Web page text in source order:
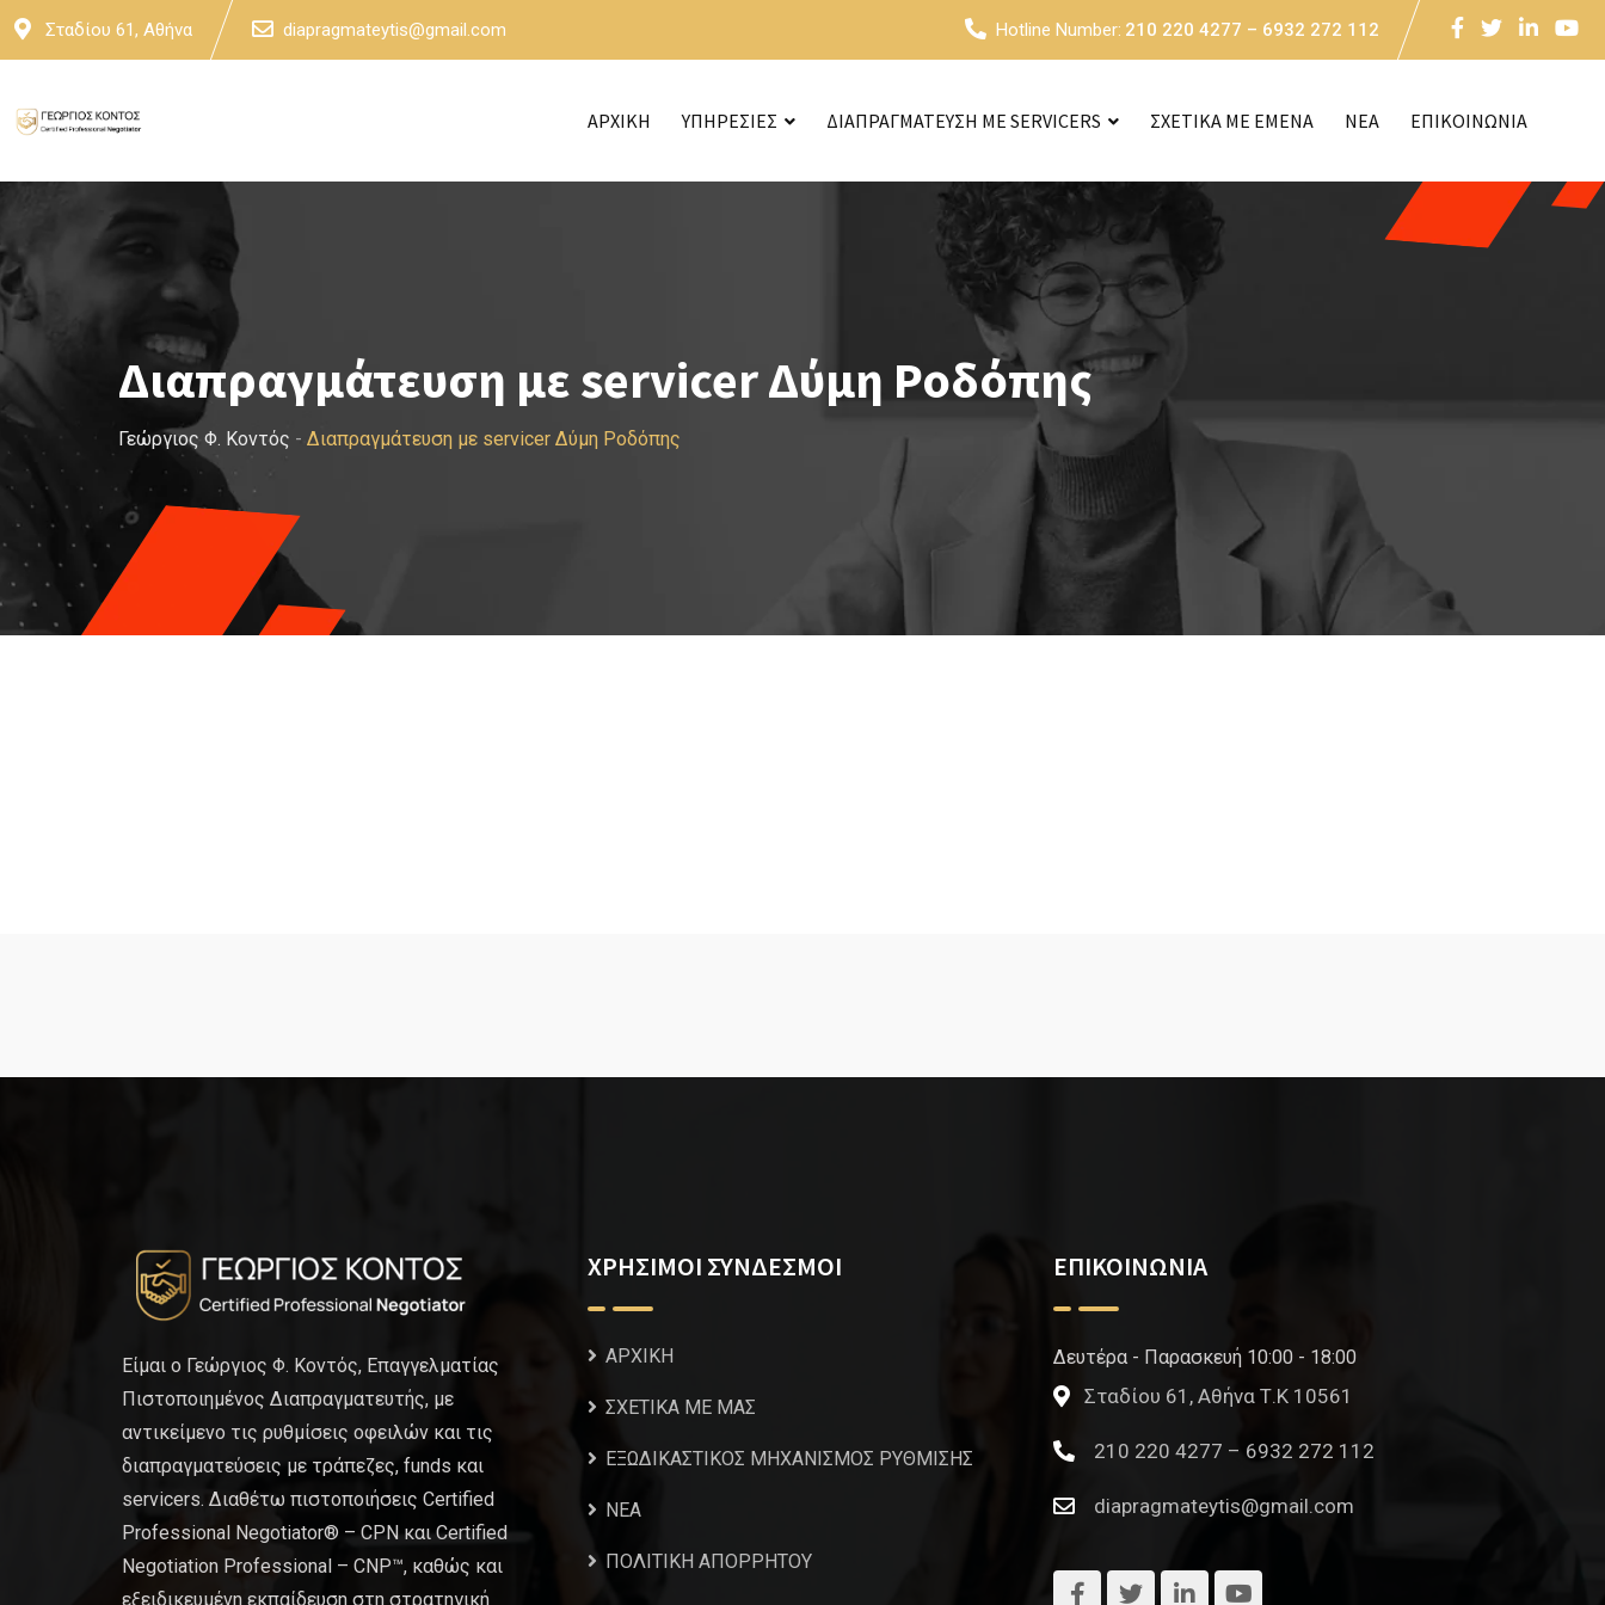
Skip
Σταδίου 61, Αθήνα diapragmateytis@gmail.com Hotline Number: 210 220 4277 – 6932 272 112
ΑΡΧΙΚΗ ΥΠΗΡΕΣΙΕΣ ΔΙΑΠΡΑΓΜΑΤΕΥΣΗ ΜΕ SERVICERS ΣΧΕΤΙΚΑ ΜΕ ΕΜΕΝΑ NEA ΕΠΙΚΟΙΝΩΝΙΑ
Διαπραγμάτευση με servicer Δύμη Ροδόπης
Γεώργιος Φ. Κοντός - Διαπραγμάτευση με servicer Δύμη Ροδόπης
Είμαι ο Γεώργιος Φ. Κοντός, Επαγγελματίας
Πιστοποιημένος Διαπραγματευτής, με
αντικείμενο τις ρυθμίσεις οφειλών και τις
διαπραγματεύσεις με τράπεζες, funds και
servicers. Διαθέτω πιστοποιήσεις Certified
Professional Negotiator® – CPN και Certified
Negotiation Professional – CNP™, καθώς και
εξειδικευμένη εκπαίδευση στη στρατηγική
ΧΡΗΣΙΜΟΙ ΣΥΝΔΕΣΜΟΙ
ΑΡΧΙΚΗ
ΣΧΕΤΙΚΑ ΜΕ ΜΑΣ
ΕΞΩΔΙΚΑΣΤΙΚΟΣ ΜΗΧΑΝΙΣΜΟΣ ΡΥΘΜΙΣΗΣ
NEA
ΠΟΛΙΤΙΚΗ ΑΠΟΡΡΗΤΟΥ
ΕΠΙΚΟΙΝΩΝΙΑ
Δευτέρα - Παρασκευή 10:00 - 18:00
Σταδίου 61, Αθήνα Τ.Κ 10561
210 220 4277 – 6932 272 112
diapragmateytis@gmail.com